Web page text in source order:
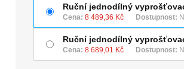
Ruční jednodílný
Cena: 8 489,36 Kč Dostupnost:
Ruční jednodílný
Cena: 8 689,01 Kč Dostupnost: